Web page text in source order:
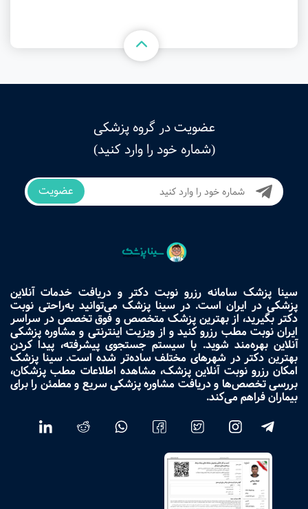
عضویت در گروه پزشکی
(شماره خود را وارد کنید)
عضویت
سینا پزشک سامانه رزرو نوبت دکتر و دریافت خدمات آنلاین
پزشکی در ایران است. در سینا پزشک می‌توانید به‌راحتی نوبت
دکتر بگیرید، از بهترین پزشک متخصص و فوق تخصص در سراسر
ایران نوبت مطب رزرو کنید و از ویزیت اینترنتی و مشاوره پزشکی
آنلاین بهره‌مند شوید. با سیستم جستجوی پیشرفته، پیدا کردن
بهترین دکتر در شهرهای مختلف ساده‌تر شده است. سینا پزشک
امکان رزرو نوبت آنلاین پزشک، مشاهده اطلاعات مطب پزشکان،
بررسی تخصص‌ها و دریافت مشاوره پزشکی سریع و مطمئن را برای
بیماران فراهم می‌کند.